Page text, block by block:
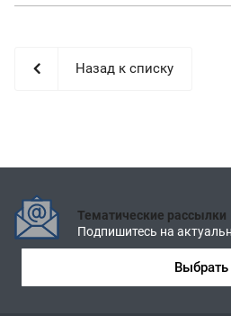
Назад к списку
Тематические рассылки
Подпишитесь на
Выбрать